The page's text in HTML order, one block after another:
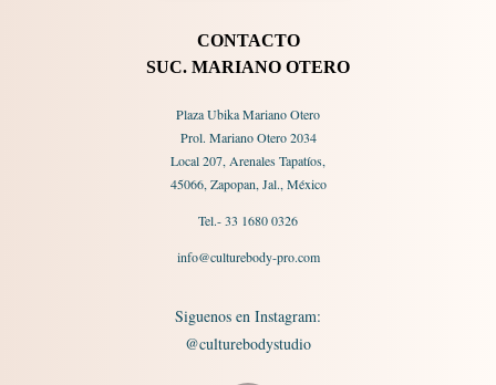
CONTACTO
SUC. MARIANO OTERO
Plaza Ubika Mariano Otero
Prol. Mariano Otero 2034
Local 207, Arenales Tapatíos,
45066, Zapopan, Jal., México
Tel.- 33 1680 0326
info@culturebody-pro.com
Siguenos en Instagram:
@culturebodystudio